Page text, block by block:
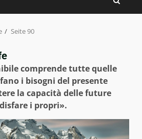
Seite 90
comprende tutte quelle
i bisogni del presente
la capacità delle future
i propri».